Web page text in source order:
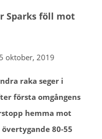
Sparks föll mot
5 oktober, 2019
raka seger i
första omgångens
hemma mot
80-55